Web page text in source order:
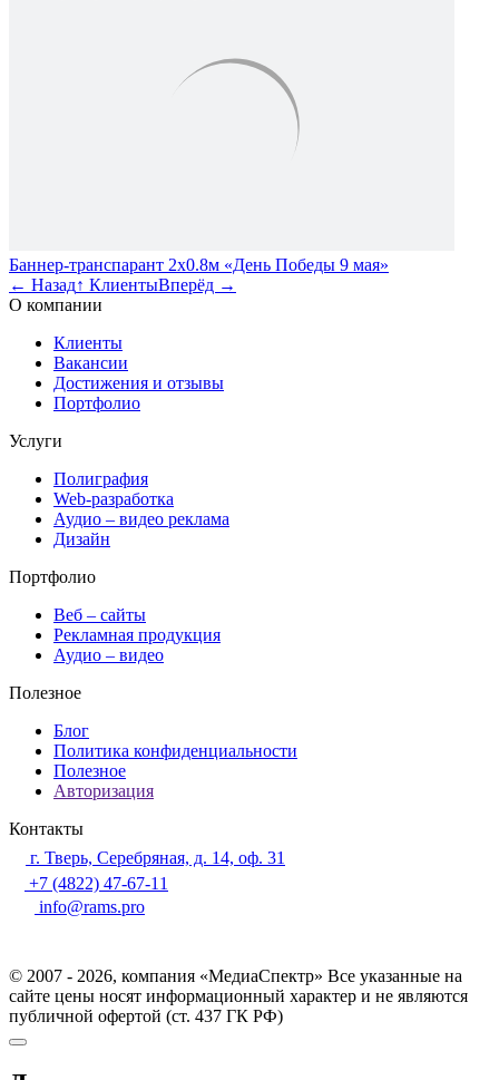
Баннер-транспарант 2х0.8м «День Победы 9 мая»
← Назад↑ КлиентыВперёд →
О компании
Клиенты
Вакансии
Достижения и отзывы
Портфолио
Услуги
Полиграфия
Web-разработка
Аудио – видео реклама
Дизайн
Портфолио
Веб – сайты
Рекламная продукция
Аудио – видео
Полезное
Блог
Политика конфиденциальности
Полезное
Авторизация
Контакты
г. Тверь, Серебряная, д. 14, оф. 31
+7 (4822) 47-67-11
info@rams.pro
© 2007 - 2026, компания «МедиаСпектр» Все указанные на
сайте цены носят информационный характер и не являются
публичной офертой (ст. 437 ГК РФ)